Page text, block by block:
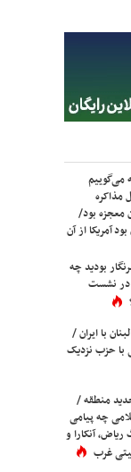
می‌گوییم
مذاکره
معجزه بود/
آمریکا از آن
بودید چه
در نشست
با ایران /
حزب نزدیک
منطقه /
چه پیامی
آنکارا و
غرب